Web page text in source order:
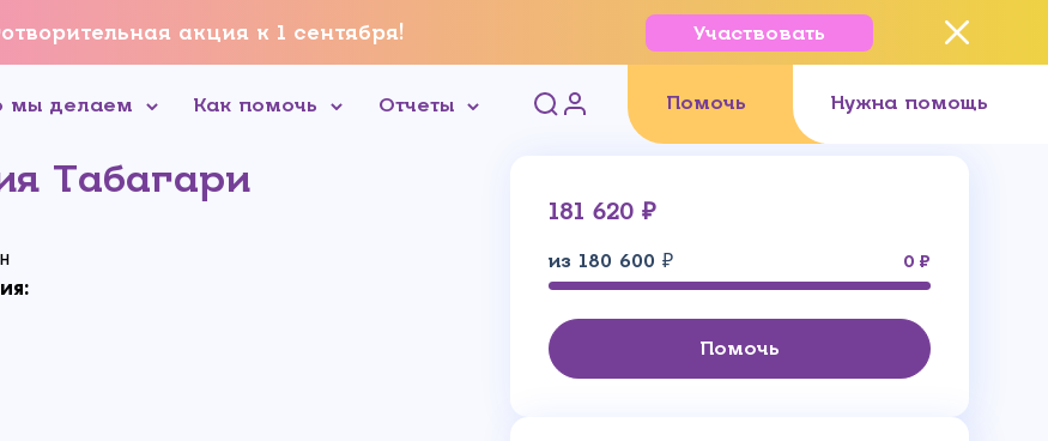
акция к 1 сентября! Участвовать
мы делаем Как помочь Отчеты Помочь Нужна помощь
Табагари
181 620 ₽
из 180 600 ₽ 0
Помочь